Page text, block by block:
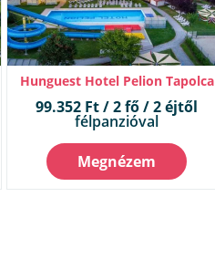
Hunguest Hotel Pelion Tapolca
99.352 Ft / 2 fő / 2 éjtől
félpanzióval
Megnézem